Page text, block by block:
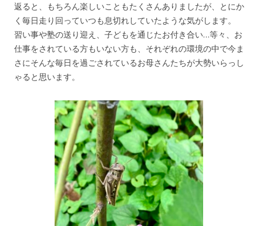
返ると、もちろん楽しいこともたくさんありましたが、とにか
く毎日走り回っていつも息切れしていたような気がします。
習い事や塾の送り迎え、子どもを通じたお付き合い…等々、お
仕事をされている方もいない方も、それぞれの環境の中で今ま
さにそんな毎日を過ごされているお母さんたちが大勢いらっし
ゃると思います。